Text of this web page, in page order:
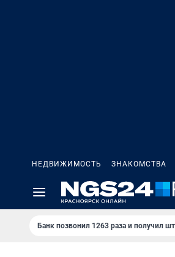
НЕДВИЖИМОСТЬ ЗНАКОМСТВА
Банк позвонил 1263 раза и получил